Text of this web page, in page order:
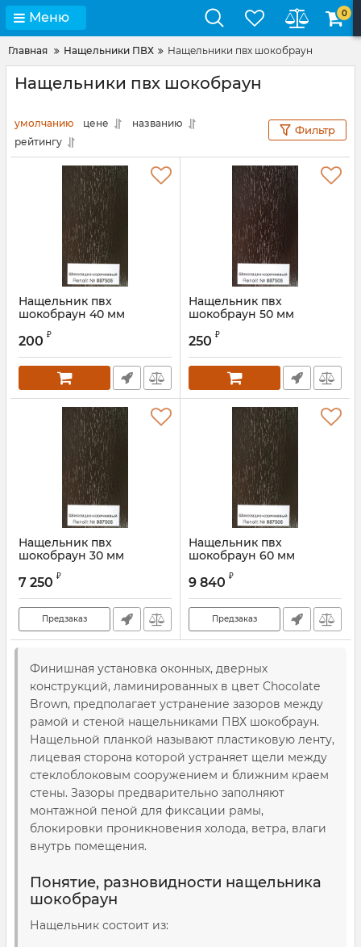
Меню 0
Главная Нащельники ПВХ Нащельники пвх шокобраун
Нащельники пвх шокобраун
умолчанию цене
названию
рейтингу
Фильтр
Нащельник пвх
шокобраун 40 мм
Артикул:
200 ₽
Нащельник пвх
шокобраун 50 мм
250 ₽
Нащельник пвх
шокобраун 30 мм
Артикул:
7 250 ₽
Предзаказ
Нащельник пвх
шокобраун 60 мм
9 840 ₽
Предзаказ
Финишная установка оконных, дверных
конструкций, ламинированных в цвет Chocolate
Brown, предполагает устранение зазоров между
рамой и стеной нащельниками ПВХ шокобраун.
Нащельной планкой называют пластиковую ленту,
лицевая сторона которой устраняет щели между
стеклоблоковым сооружением и ближним краем
стены. Зазоры предварительно заполняют
монтажной пеной для фиксации рамы,
блокировки проникновения холода, ветра, влаги
внутрь помещения.
Понятие, разновидности нащельника
шокобраун
Нащельник состоит из: